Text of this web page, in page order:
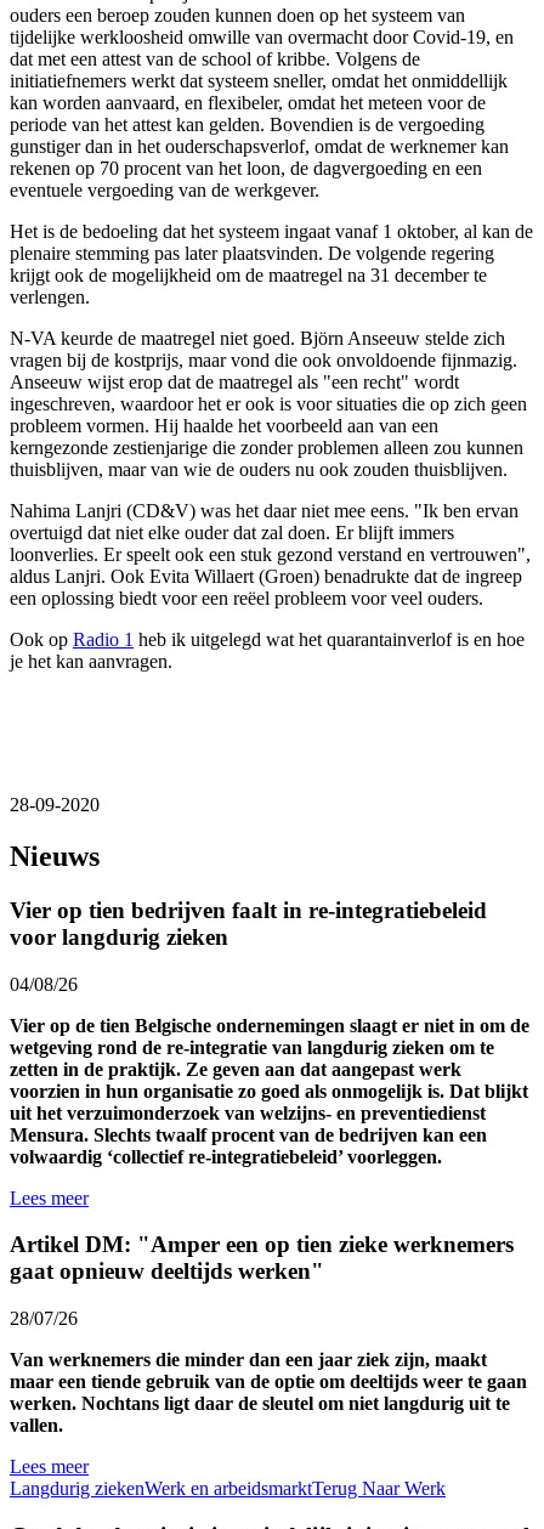
ouders een beroep zouden kunnen doen op het systeem van
tijdelijke werkloosheid omwille van overmacht door Covid-19, en
dat met een attest van de school of kribbe. Volgens de
initiatiefnemers werkt dat systeem sneller, omdat het onmiddellijk
kan worden aanvaard, en flexibeler, omdat het meteen voor de
periode van het attest kan gelden. Bovendien is de vergoeding
gunstiger dan in het ouderschapsverlof, omdat de werknemer kan
rekenen op 70 procent van het loon, de dagvergoeding en een
eventuele vergoeding van de werkgever.
Het is de bedoeling dat het systeem ingaat vanaf 1 oktober, al kan de
plenaire stemming pas later plaatsvinden. De volgende regering
krijgt ook de mogelijkheid om de maatregel na 31 december te
verlengen.
N-VA keurde de maatregel niet goed. Björn Anseeuw stelde zich
vragen bij de kostprijs, maar vond die ook onvoldoende fijnmazig.
Anseeuw wijst erop dat de maatregel als "een recht" wordt
ingeschreven, waardoor het er ook is voor situaties die op zich geen
probleem vormen. Hij haalde het voorbeeld aan van een
kerngezonde zestienjarige die zonder problemen alleen zou kunnen
thuisblijven, maar van wie de ouders nu ook zouden thuisblijven.
Nahima Lanjri (CD&V) was het daar niet mee eens. "Ik ben ervan
overtuigd dat niet elke ouder dat zal doen. Er blijft immers
loonverlies. Er speelt ook een stuk gezond verstand en vertrouwen",
aldus Lanjri. Ook Evita Willaert (Groen) benadrukte dat de ingreep
een oplossing biedt voor een reëel probleem voor veel ouders.
Ook op Radio 1 heb ik uitgelegd wat het quarantainverlof is en hoe
je het kan aanvragen.
28-09-2020
Nieuws
Vier op tien bedrijven faalt in re-integratiebeleid
voor langdurig zieken
04/08/26
Vier op de tien Belgische ondernemingen slaagt er niet in om de
wetgeving rond de re-integratie van langdurig zieken om te
zetten in de praktijk. Ze geven aan dat aangepast werk
voorzien in hun organisatie zo goed als onmogelijk is. Dat blijkt
uit het verzuimonderzoek van welzijns- en preventiedienst
Mensura. Slechts twaalf procent van de bedrijven kan een
volwaardig ‘collectief re-integratiebeleid’ voorleggen.
Lees meer
Artikel DM: "Amper een op tien zieke werknemers
gaat opnieuw deeltijds werken"
28/07/26
Van werknemers die minder dan een jaar ziek zijn, maakt
maar een tiende gebruik van de optie om deeltijds weer te gaan
werken. Nochtans ligt daar de sleutel om niet langdurig uit te
vallen.
Lees meer
Langdurig ziekenWerk en arbeidsmarktTerug Naar Werk